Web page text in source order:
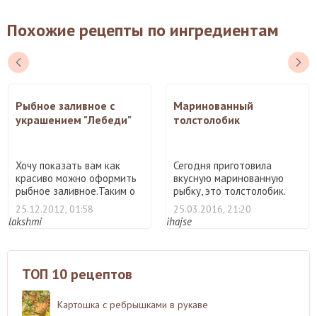
Похожие рецепты по ингредиентам
Рыбное заливное с
украшением "Лебеди"
Хочу показать вам как
красиво можно оформить
рыбное заливное.Таким о
...
25.12.2012, 01:58
lakshmi
Маринованный
толстолобик
Сегодня приготовила
вкусную маринованную
рыбку, это толстолобик.
Гот ...
25.03.2016, 21:20
ihajse
ТОП 10 рецептов
Картошка с ребрышками в рукаве